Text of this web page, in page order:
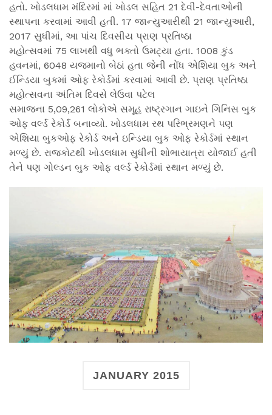
હતો. ખોડલધામ મંદિરમાં માં ખોડલ સહિત 21 દેવી-દેવતાઓની
સ્થાપના કરવામાં આવી હતી. 17 જાન્યુઆરીથી 21 જાન્યુઆરી,
2017 સુધીમાં, આ પાંચ દિવસીય પ્રાણ પ્રતિષ્ઠા
મહોત્સવમાં 75 લાખથી વધુ ભક્તો ઉમટ્યા હતા. 1008 કુંડ
હવનમાં, 6048 યજમાનો બેઠાં હતા જેની નોંધ એશિયા બુક અને
ઈન્ડિયા બુકમાં ઓફ રેકોર્ડમાં કરવામાં આવી છે. પ્રાણ પ્રતિષ્ઠા
મહોત્સવના અંતિમ દિવસે લેઉવા પટેલ
સમાજના 5,09,261 લોકોએ સમૂહ રાષ્ટ્રગાન ગાઇને ગિનિસ બુક
ઓફ વર્લ્ડ રેકોર્ડ બનાવ્યો. ખોડલધામ રથ પરિભ્રમણને પણ
એશિયા બુકઓફ રેકોર્ડ અને ઇન્ડિયા બુક ઓફ રેકોર્ડમાં સ્થાન
મળ્યું છે. રાજકોટથી ખોડલધામ સુધીની શોભાયાત્રા યોજાઈ હતી
તેને પણ ગોલ્ડન બુક ઓફ વર્લ્ડ રેકોર્ડમાં સ્થાન મળ્યું છે.
JANUARY 2015